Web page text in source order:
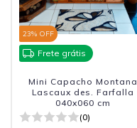
23% OFF
Frete grátis
Mini Capacho Montana
Lascaux des. Farfalla
040x060 cm
(0)